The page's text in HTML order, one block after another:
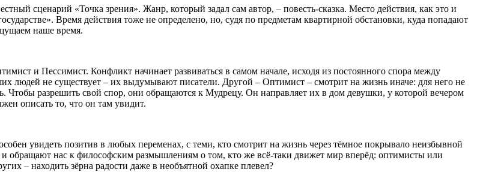
сценарий «Точка зрения». Жанр, который задал сам автор, – повесть-сказка. Место действия, как это и
Время действия тоже не определено, но, судя по предметам квартирной обстановки, куда попадают
наше время.
и Пессимист. Конфликт начинает развиваться в самом начале, исходя из постоянного спора между
людей не существует – их выдумывают писатели. Другой – Оптимист – смотрит на жизнь иначе: для него не
Чтобы разрешить свой спор, они обращаются к Мудрецу. Он направляет их в дом девушки, у которой вечером
описать то, что он там увидит.
увидеть позитив в любых переменах, с теми, кто смотрит на жизнь через тёмное покрывало неизбывной
обращают нас к философским размышлениям о том, кто же всё-таки движет мир вперёд: оптимисты или
– находить зёрна радости даже в необъятной охапке плевел?